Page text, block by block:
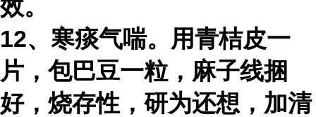
效。
12、寒痰气喘。用青桔皮一
片，包巴豆一粒，麻子线捆
好，烧存性，研为还想，加清